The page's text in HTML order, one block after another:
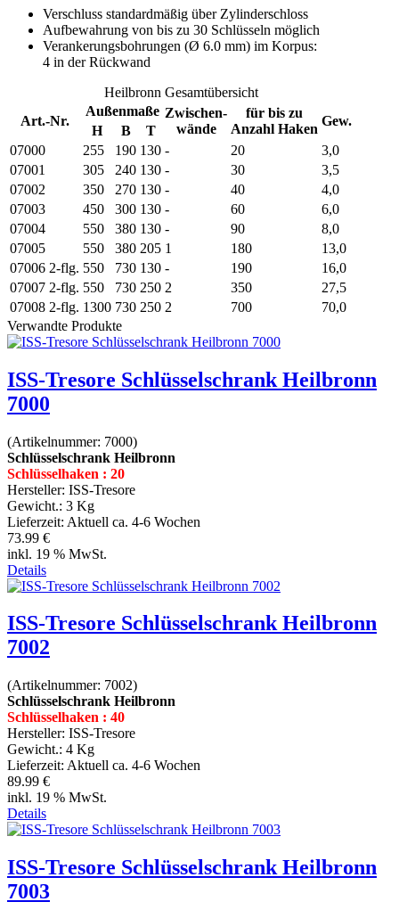
Verschluss standardmäßig über Zylinderschloss
Aufbewahrung von bis zu 30 Schlüsseln möglich
Verankerungsbohrungen (Ø 6.0 mm) im Korpus:
4 in der Rückwand
Heilbronn Gesamtübersicht
Art.-Nr.
Außenmaße Zwischen-
wände
für bis zu
Anzahl Haken
Gew.
H B
T
07000
255 190 130 - 20
3,0
07001
305 240 130 - 30
3,5
07002
350 270 130 - 40
4,0
07003
450 300 130 - 60
6,0
07004
550 380 130 - 90
8,0
07005
550 380 205 1 180
13,0
07006 2-flg. 550 730 130 - 190
16,0
07007 2-flg. 550 730 250 2 350
27,5
07008 2-flg. 1300 730 250 2 700
70,0
Verwandte Produkte
ISS-Tresore Schlüsselschrank Heilbronn
7000
(Artikelnummer: 7000)
Schlüsselschrank Heilbronn
Schlüsselhaken : 20
Hersteller: ISS-Tresore
Gewicht.: 3 Kg
Lieferzeit: Aktuell ca. 4-6 Wochen
73.99 €
inkl. 19 % MwSt.
Details
ISS-Tresore Schlüsselschrank Heilbronn
7002
(Artikelnummer: 7002)
Schlüsselschrank Heilbronn
Schlüsselhaken : 40
Hersteller: ISS-Tresore
Gewicht.: 4 Kg
Lieferzeit: Aktuell ca. 4-6 Wochen
89.99 €
inkl. 19 % MwSt.
Details
ISS-Tresore Schlüsselschrank Heilbronn
7003